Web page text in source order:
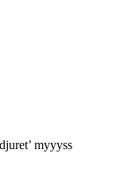
myyyss